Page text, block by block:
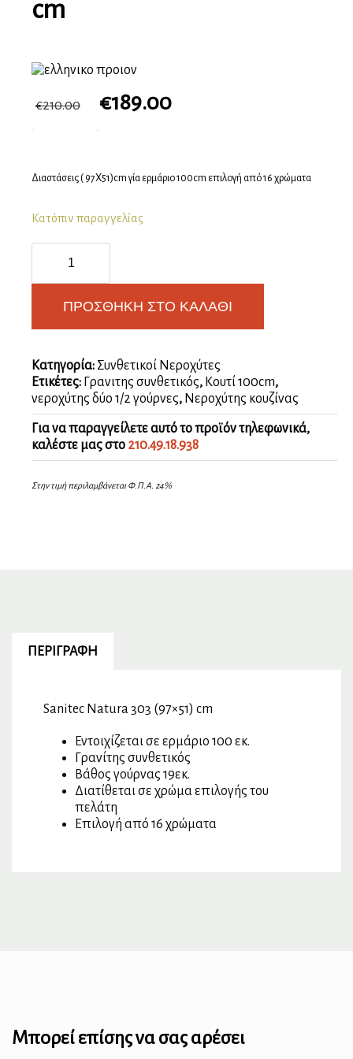
cm
€210.00 €189.00
Διαστάσεις ( 97Χ51)cm γία ερμάριο 100cm επιλογή από 16 χρώματα
Κατόπιν παραγγελίας
Natura
303
(97×51)
ποσότητα
ΠΡΟΣΘΉΚΗ ΣΤΟ ΚΑΛΆΘΙ
Κατηγορία: Συνθετικοί Νεροχύτες
Ετικέτες:
Γρανιτης συνθετικός, Κουτί 100cm,
νεροχύτης δύο 1/2 γούρνες, Νεροχύτης κουζίνας
Για να παραγγείλετε αυτό το προϊόν τηλεφωνικά,
καλέστε μας στο 210.49.18.938
Στην τιμή περιλαμβάνεται Φ.Π.Α. 24%
ΠΕΡΙΓΡΑΦΉ
Sanitec Natura 303 (97×51) cm
Εντοιχίζεται σε ερμάριο 100 εκ.
Γρανίτης συνθετικός
Βάθος γούρνας 19εκ.
Διατίθεται σε χρώμα επιλογής του
πελάτη
Επιλογή από 16 χρώματα
Μπορεί επίσης να σας αρέσει